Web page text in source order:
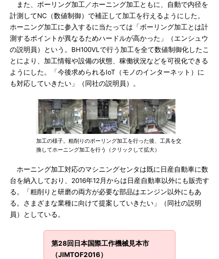
また、ボーリング加工／ホーニング加工ともに、自動で内径を
計測してNC（数値制御）で補正して加工を行えるようにした。
ホーニング加工に参入するに当たっては「ボーリング加工とは計
測するポイントが異なるためハードルが高かった」（エンシュウ
の説明員）という。BH100VLで行う加工を全て数値制御化したこ
とにより、加工情報や設備の状態、稼働状況などを可視化できる
ようにした。「今後求められるIoT（モノのインターネット）に
も対応していきたい」（同社の説明員）。
加工の様子。粗削りのボーリング加工を行った後、工具を交
換してホーニング加工を行う（クリックして拡大）
ホーニング加工対応のマシニングセンタは既に日産自動車に数
台を納入しており、2016年12月からは日産自動車以外にも販売す
る。「粗削りと研磨の両方が必要な部品はエンジン以外にもあ
る。さまざまな業種に向けて提案していきたい」（同社の説明
員）としている。
第28回日本国際工作機械見本市
（JIMTOF2016）